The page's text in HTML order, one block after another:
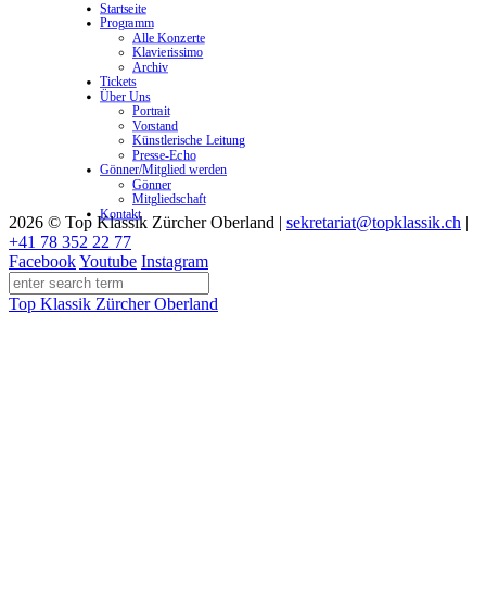
2026 © Top Klassik Zürcher Oberland | sekretariat@topklassik.ch |
+41 78 352 22 77
FacebookYoutube Instagram
Top Klassik Zürcher Oberland
Startseite
Programm
Alle Konzerte
Klavierissimo
Archiv
Tickets
Über Uns
Portrait
Vorstand
Künstlerische Leitung
Presse-Echo
Gönner/Mitglied werden
Gönner
Mitgliedschaft
Kontakt